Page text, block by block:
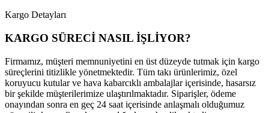
Kargo Detayları
KARGO SÜRECİ NASIL İŞLİYOR?
Firmamız, müşteri memnuniyetini en üst düzeyde tutmak için kargo
süreçlerini titizlikle yönetmektedir. Tüm takı ürünlerimiz, özel
koruyucu kutular ve hava kabarcıklı ambalajlar içerisinde, hasarsız
bir şekilde müşterilerimize ulaştırılmaktadır. Siparişler, ödeme
onayından sonra en geç 24 saat içerisinde anlaşmalı olduğumuz